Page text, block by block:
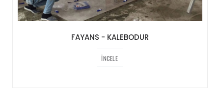
FAYANS - KALEBODUR
İNCELE